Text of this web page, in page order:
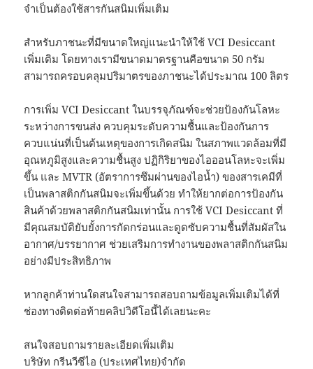
จำเป็นต้องใช้สารกันสนิมเพิ่มเติม
สำหรับภาชนะที่มีขนาดใหญ่แนะนำให้ใช้ VCI Desiccant
เพิ่มเติม โดยทางเรามีขนาดมาตรฐานคือขนาด 50 กรัม
สามารถครอบคลุมปริมาตรของภาชนะได้ประมาณ 100 ลิตร
การเพิ่ม VCI Desiccant ในบรรจุภัณฑ์จะช่วยป้องกันโลหะ
ระหว่างการขนส่ง ควบคุมระดับความชื้นและป้องกันการ
ควบแน่นที่เป็นต้นเหตุของการเกิดสนิม ในสภาพแวดล้อมที่มี
อุณหภูมิสูงและความชื้นสูง ปฏิกิริยาของไอออนโลหะจะเพิ่ม
ขึ้น และ MVTR (อัตราการซึมผ่านของไอน้ำ) ของสารเคมีที่
เป็นพลาสติกกันสนิมจะเพิ่มขึ้นด้วย ทำให้ยากต่อการป้องกัน
สินค้าด้วยพลาสติกกันสนิมเท่านั้น การใช้ VCI Desiccant ที่
มีคุณสมบัติยับยั้งการกัดกร่อนและดูดซับความชื้นที่สัมผัสใน
อากาศ/บรรยากาศ ช่วยเสริมการทำงานของพลาสติกกันสนิม
อย่างมีประสิทธิภาพ
หากลูกค้าท่านใดสนใจสามารถสอบถามข้อมูลเพิ่มเติมได้ที่
ช่องทางติดต่อท้ายคลิปวิดีโอนี้ได้เลยนะคะ
สนใจสอบถามรายละเอียดเพิ่มเติม
บริษัท กรีนวีซีไอ (ประเทศไทย)จำกัด